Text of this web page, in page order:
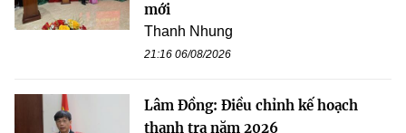
mới
Thanh Nhung
21:16 06/08/2026
Lâm Đồng: Điều chỉnh kế hoạch
thanh tra năm 2026